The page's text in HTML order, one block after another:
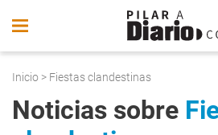
Inicio > Fiestas clandestinas
Noticias sobre